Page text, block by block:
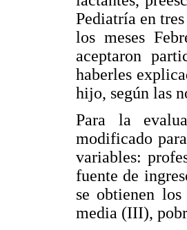
Pediatría en
los meses
aceptaron
haberles
hijo, según las
Para la
modificado
variables:
fuente de
se obtienen
media (III),